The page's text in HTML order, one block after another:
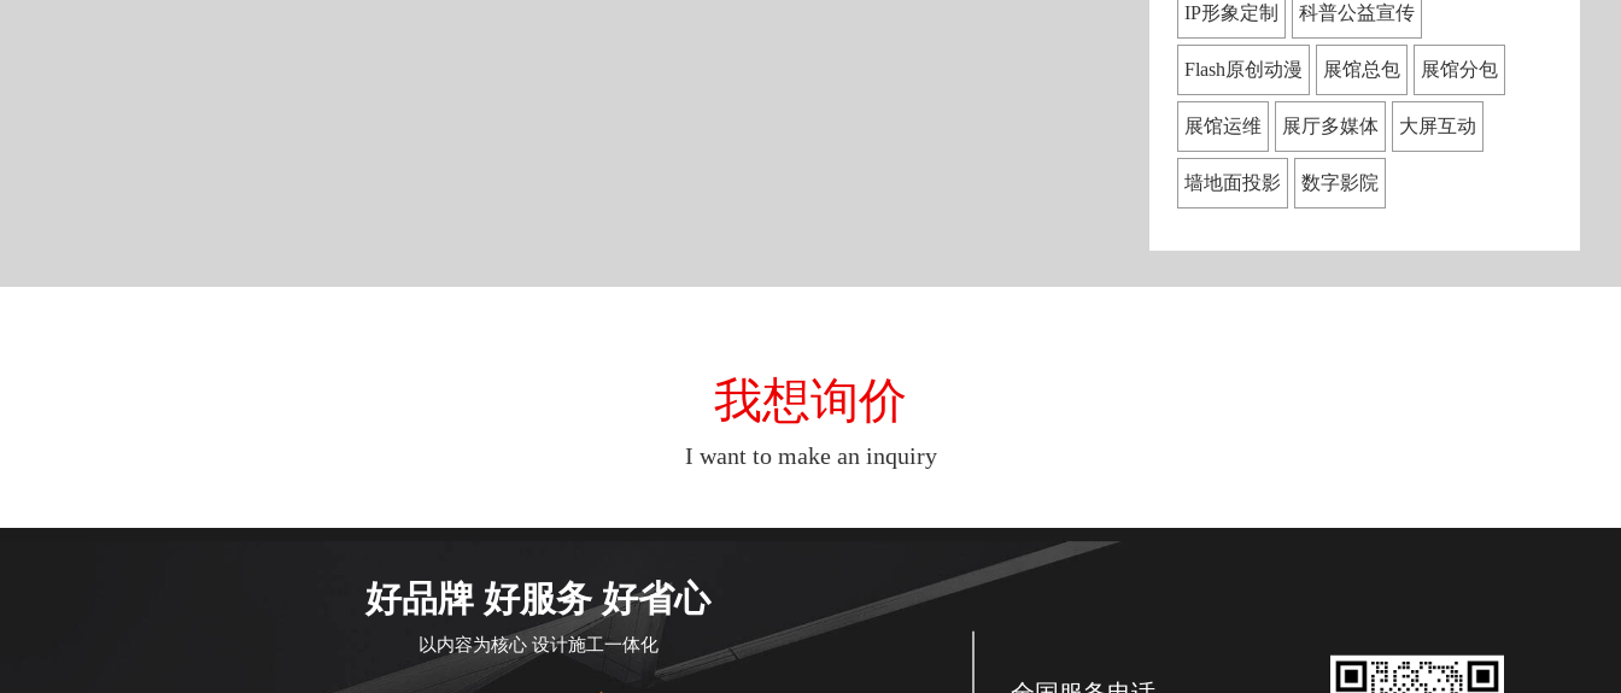
IP形象定制 科普公益宣传
Flash原创动漫 展馆总包 展馆分包
展馆运维 展厅多媒体 大屏互动
墙地面投影 数字影院
我想询价
I want to make an inquiry
好品牌 好服务 好省心
以内容为核心 设计施工一体化